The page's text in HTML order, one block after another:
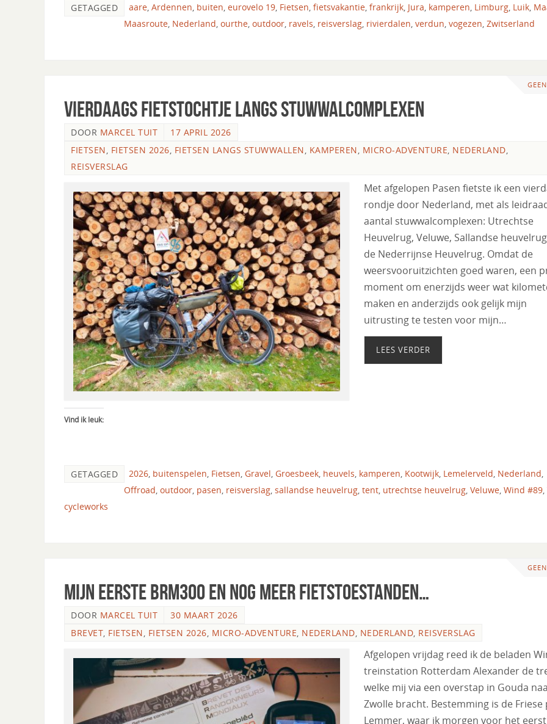
GETAGGED aare, Ardennen, buiten, eurovelo 19, Fietsen, fietsvakantie, frankrijk, Jura, kamperen, Limburg, Luik,
Maasroute, Nederland, ourthe, outdoor, ravels, reisverslag, rivierdalen, verdun, vogezen, Zwitserland
Vierdaags Fietstochtje langs stuwwalcomplexen
DOOR MARCEL TUIT
17 APRIL 2026
FIETSEN FIETSEN 2026 FIETSEN LANGS STUWWALLEN KAMPEREN MICRO-ADVENTURE NEDERLAND
REISVERSLAG
Met afgelopen Pasen fietste ik een
rondje door Nederland, met als
aantal stuwwalcomplexen: Utrechtse
Heuvelrug, Veluwe, Sallandse
de Nederrijnse Heuvelrug. Omdat de
weersvooruitzichten goed waren, een
moment om enerzijds weer wat
maken en anderzijds ook gelijk mijn
uitrusting te testen voor mijn…
LEES VERDER
Vind ik leuk:
GETAGGED 2026, buitenspelen, Fietsen, Gravel, Groesbeek, heuvels, kamperen, Kootwijk, Lemelerveld, Nederland,
Offroad, outdoor, pasen, reisverslag, sallandse heuvelrug, tent, utrechtse heuvelrug, Veluwe, Wind #89,
cycleworks
Mijn eerste BRM300 en nog meer fietstoestanden…
DOOR MARCEL TUIT
30 MAART 2026
BREVET FIETSEN FIETSEN 2026 MICRO-ADVENTURE NEDERLAND NEDERLAND REISVERSLAG
Afgelopen vrijdag reed ik de beladen
treinstation Rotterdam Alexander de
welke mij via een overstap in Gouda
Zwolle bracht. Bestemming is de Friese
Lemmer, waar ik morgen voor het